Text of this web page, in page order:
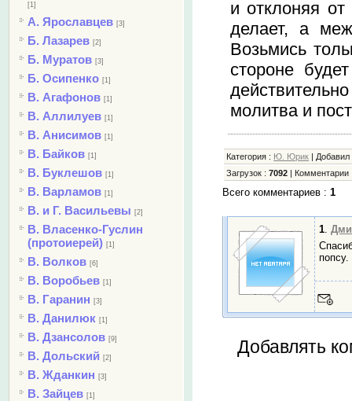
[1]
А. Ярославцев [3]
Б. Лазарев [2]
Б. Муратов [3]
Б. Осипенко [1]
В. Агафонов [1]
В. Аллилуев [1]
В. Анисимов [1]
В. Байков [1]
В. Буклешов [1]
В. Варламов [1]
В. и Г. Васильевы [2]
В. Власенко-Гуслин
(протоиерей) [1]
В. Волков [6]
В. Воробьев [1]
В. Гаранин [3]
В. Данилюк [1]
В. Дзансолов [9]
В. Дольский [2]
В. Жданкин [3]
В. Зайцев [1]
и отклоняя
делает, а
Возьмись
стороне
молитва и
Категория : Ю. Юрик
Добавил
Загрузок :7092 Комментарии
Всего комментариев :1
1
попсу.
Добавлять